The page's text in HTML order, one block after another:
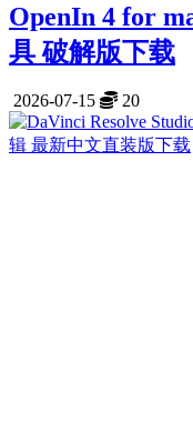
OpenIn 4 for
具 破解版下载
2026-07-15 20